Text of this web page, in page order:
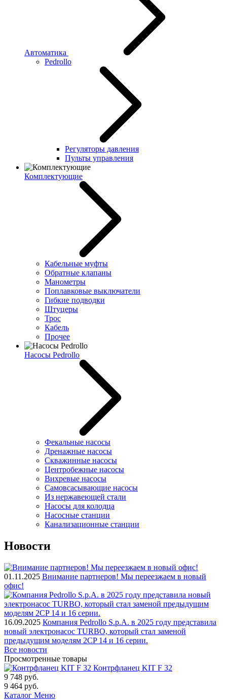
Автоматика
Pedrollo
Регуляторы давления
Пульты управления
Комплектующие
Кабельные муфты
Обратные клапаны
Манометры
Поплавковые выключатели
Гибкие подводки
Штуцеры
Трос
Кабель
Прочее
Насосы Pedrollo
Фекальные насосы
Дренажные насосы
Скважинные насосы
Центробежные насосы
Вихревые насосы
Самовсасывающие насосы
Из нержавеющей стали
Насосы для колодца
Насосные станции
Канализационные станции
Новости
01.11.2025 Внимание партнеров! Мы переезжаем в новый
офис!
16.09.2025 Компания Pedrollo S.p.A. в 2025 году представила
новый электронасос TURBO, который стал заменой
предыдущим моделям 2CP 14 и 16 серии.
Все новости
Просмотренные товары
Контрфланец KIT F 32
9 748 руб.
9 464 руб.
Каталог Меню